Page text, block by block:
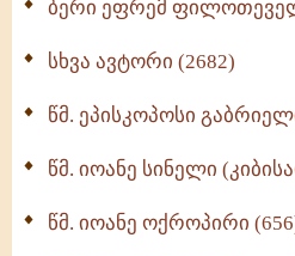
სულიერი ცხოვრების
ნაწილი II (369)
ბერი ეფრემ
სხვა ავტორი (2682)
წმ. ეპისკოპოსი
წმ. იოანე სინელი
წმ. იოანე ოქროპირი